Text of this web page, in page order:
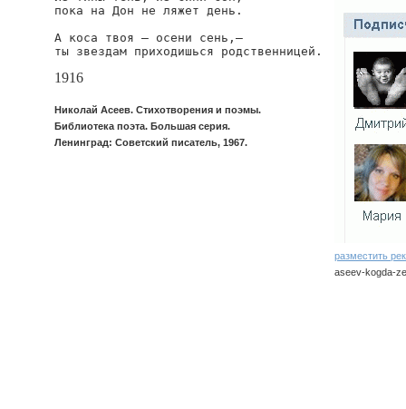
пока на Дон не ляжет день.
А коса твоя — осени сень,—
ты звездам приходишься родственницей.
1916
Николай Асеев. Стихотворения и поэмы.
Библиотека поэта. Большая серия.
Ленинград: Советский писатель, 1967.
разместить
aseev-kogda-